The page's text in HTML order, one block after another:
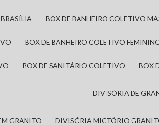
BOX DE BANHEIRO COLETIVO
BOX DE BANHEIRO COLETIVO
BOX DE SANITÁRIO COLETIVO BOX
DIVISÓRIA DE
GRANITO DIVISÓRIA MICTÓRIO